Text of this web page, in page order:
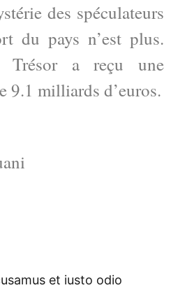
des spéculateurs
du pays n’est plus.
Trésor a reçu une
9.1 milliards d’euros.
et iusto odio